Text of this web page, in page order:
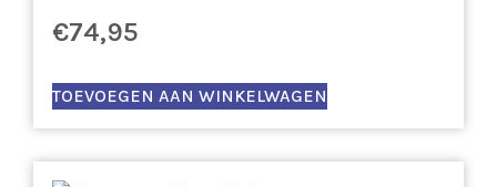
€74,95
TOEVOEGEN AAN WINKELWAGEN